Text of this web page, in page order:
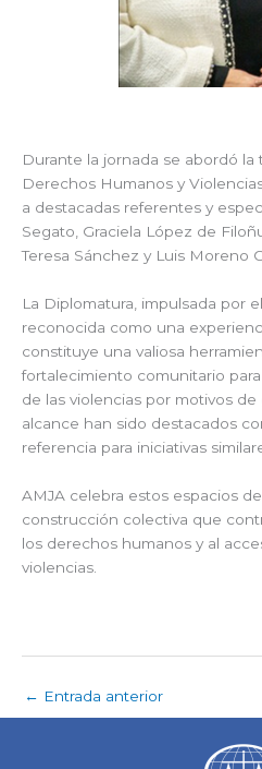
Durante la jornada se abordó la
Derechos Humanos y
a destacadas referentes y
Segato, Graciela López de
Teresa Sánchez y Luis Moreno
La Diplomatura, impulsada por
reconocida como una
constituye una valiosa
fortalecimiento comunitario
de las violencias por motivos
alcance han sido destacados
referencia para iniciativas
AMJA celebra estos espacios
construcción colectiva que
los derechos humanos y al
violencias.
← Entrada anterior